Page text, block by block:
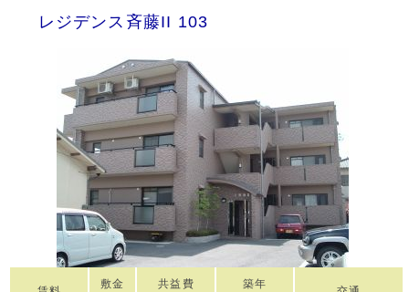
レジデンス斉藤II 103
敷金
共益費
築年